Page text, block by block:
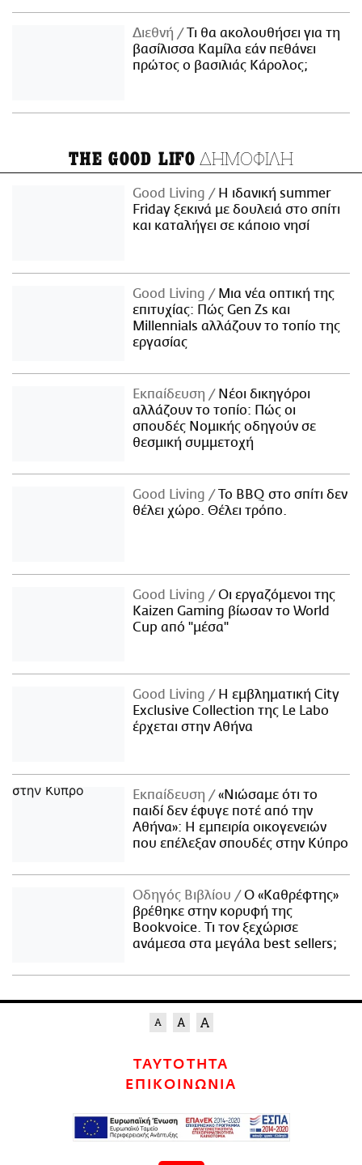
Διεθνή
Τι θα ακολουθήσει για τη
βασίλισσα Καμίλα εάν πεθάνει
πρώτος ο βασιλιάς Κάρολος;
THE GOOD LIFO ΔΗΜΟΦΙΛΗ
Good Living
Η ιδανική summer
Friday ξεκινά με δουλειά στο σπίτι
και καταλήγει σε κάποιο νησί
Good Living
Μια νέα οπτική της
επιτυχίας: Πώς Gen Zs και
Millennials αλλάζουν το τοπίο της
εργασίας
Εκπαίδευση
Νέοι δικηγόροι
αλλάζουν το τοπίο: Πώς οι
σπουδές Νομικής οδηγούν σε
θεσμική συμμετοχή
Good Living
Το BBQ στο σπίτι δεν
θέλει χώρο. Θέλει τρόπο.
Good Living
Οι εργαζόμενοι της
Kaizen Gaming βίωσαν το World
Cup από "μέσα"
Good Living
Η εμβληματική City
Exclusive Collection της Le Labo
έρχεται στην Αθήνα
Εκπαίδευση
«Νιώσαμε ότι το
παιδί δεν έφυγε ποτέ από την
Αθήνα»: Η εμπειρία οικογενειών
που επέλεξαν σπουδές στην Κύπρο
Οδηγός Βιβλίου
Ο «Καθρέφτης»
βρέθηκε στην κορυφή της
Bookvoice. Τι τον ξεχώρισε
ανάμεσα στα μεγάλα best sellers;
ΤΑΥΤΟΤΗΤΑ
ΕΠΙΚΟΙΝΩΝΙΑ